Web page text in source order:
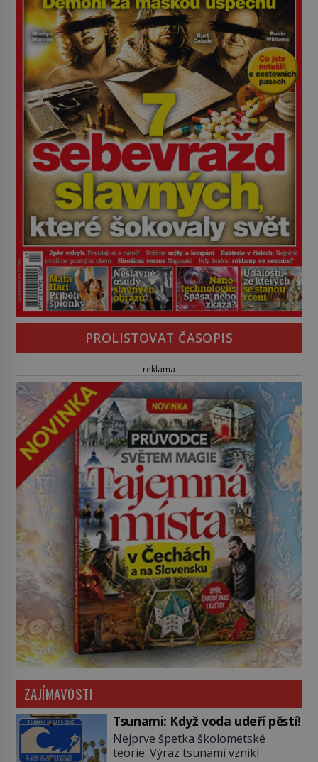
PROLISTOVAT ČASOPIS
reklama
ZAJÍMAVOSTI
Tsunami: Když voda udeří pěstí!
Nejprve špetka školometské
teorie. Výraz tsunami vznikl